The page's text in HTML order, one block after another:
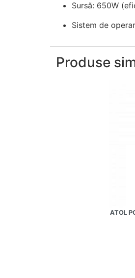
Sursă: 650W
Sistem de
Produse
ATOL